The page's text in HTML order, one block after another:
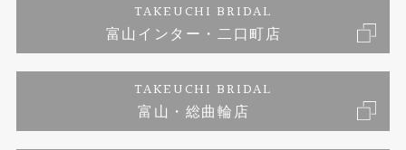
福井指輪工房｜手作り結婚指輪 and 婚約指輪
福井工房｜手作り婚約指輪プロポーズプラン
TAKEUCHI BRIDAL
富山インター・二口町店
TAKEUCHI BRIDAL
富山・総曲輪店